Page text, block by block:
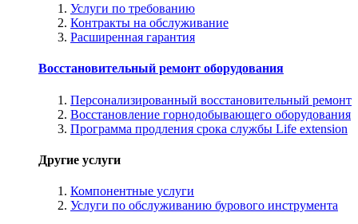
Услуги по требованию
Контракты на обслуживание
Расширенная гарантия
Восстановительный ремонт оборудования
Персонализированный восстановительный ремонт
Восстановление горнодобывающего оборудования
Программа продления срока службы Life extension
Другие услуги
Компонентные услуги
Услуги по обслуживанию бурового инструмента